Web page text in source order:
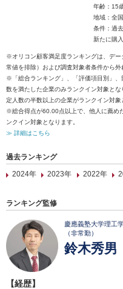
年齢：15
地域：全国
条件：過
新たに購
※オリコン顧客満足度ランキングは、デ
常値を排除）および調査対象者条件から
※「総合ランキング」、「評価項目別」、
数を満たした企業のみランクイン対象と
定人数の半数以上の企業がランクイン対象
※総合得点が60.00点以上で、他人に薦め
ンクイン対象となります。
≫ 詳細はこちら
過去ランキング
2024年
2023年 2022年
ランキング監修
慶應義塾大学理工
（非常勤）
鈴木秀男
【経歴】